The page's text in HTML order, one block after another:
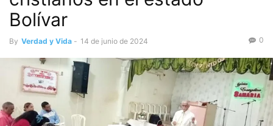
Bolívar
By Verdad y Vida - 14 de junio de 2024 0